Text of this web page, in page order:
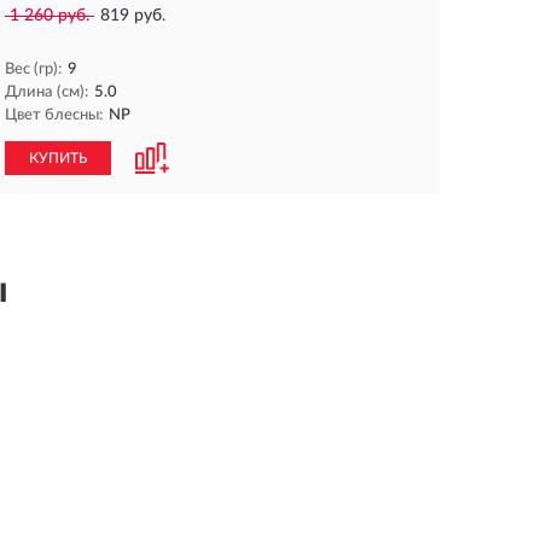
1 260 руб. 819 руб.
Вес (гр): 9
Длина (см): 5.0
Цвет блесны: NP
КУПИТЬ